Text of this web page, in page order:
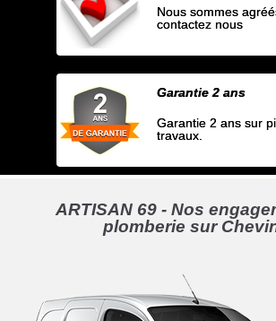
Nous sommes
contactez nous
Garantie 2 ans
Garantie 2 ans sur
travaux.
ARTISAN 69 - Nos
plomberie sur